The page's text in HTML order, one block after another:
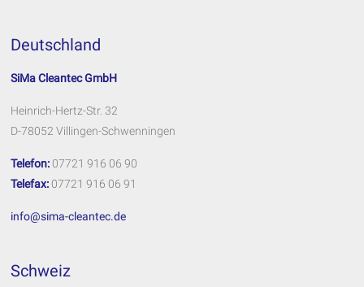
Deutschland
SiMa Cleantec GmbH
Heinrich-Hertz-Str. 32
D-78052 Villingen-Schwenningen
Telefon: 07721 916 06 90
Telefax: 07721 916 06 91
info@sima-cleantec.de
Schweiz